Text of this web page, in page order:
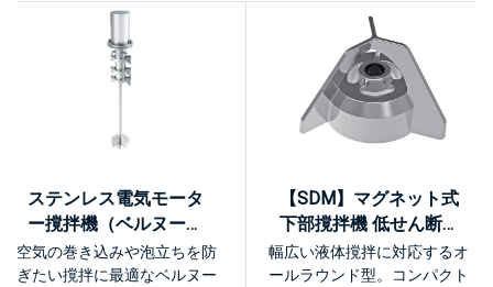
ステンレス電気モータ
ー撹拌機（ベルヌーイ
流撹拌体BEAG E型）
【NTME-S】
空気の巻き込みや泡立ちを防
ぎたい撹拌に最適なベルヌー
【SDM】マグネット式
下部撹拌機 低せん断・
標準モデル
幅広い液体撹拌に対応するオ
ールラウンド型。コンパクト